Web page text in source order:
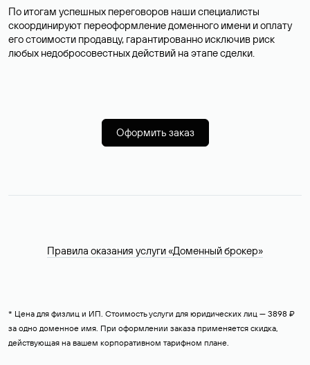
По итогам успешных переговоров наши специалисты
скоординируют переоформление доменного имени и оплату
его стоимости продавцу, гарантированно исключив риск
любых недобросовестных действий на этапе сделки.
Оформить заказ
Правила оказания услуги «Доменный брокер»
* Цена для физлиц и ИП. Стоимость услуги для юридических лиц — 3898 ₽
за одно доменное имя. При оформлении заказа применяется скидка,
действующая на вашем корпоративном тарифном плане.